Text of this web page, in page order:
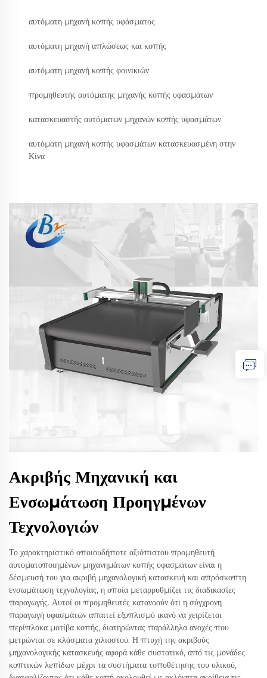
αυτόματη μηχανή κοπής υφάσματος
αυτόματη μηχανή απλώσεως και κοπής
αυτόματη μηχανή κοπής φοινικιών
προμηθευτής αυτόματης μηχανής κοπής υφασμάτων
κατασκευαστής αυτόματων μηχανών κοπής υφασμάτων
αυτόματη μηχανή κοπής υφασμάτων κατασκευασμένη στην
Κίνα
Ακριβής Μηχανική και
Ενσωμάτωση Προηγμένων
Τεχνολογιών
Το χαρακτηριστικό οποιουδήποτε αξιόπιστου προμηθευτή
αυτοματοποιημένων μηχανημάτων κοπής υφασμάτων είναι η
δέσμευσή του για ακριβή μηχανολογική κατασκευή και απρόσκοπτη
ενσωμάτωση τεχνολογίας, η οποία μεταρρυθμίζει τις διαδικασίες
παραγωγής. Αυτοί οι προμηθευτές κατανοούν ότι η σύγχρονη
παραγωγή υφασμάτων απαιτεί εξοπλισμό ικανό να χειρίζεται
περίπλοκα μοτίβα κοπής, διατηρώντας παράλληλα ανοχές που
μετρώνται σε κλάσματα χιλιοστού. Η πτυχή της ακριβούς
μηχανολογικής κατασκευής αφορά κάθε συστατικό, από τις μονάδες
κοπτικών λεπίδων μέχρι τα συστήματα τοποθέτησης του υλικού,